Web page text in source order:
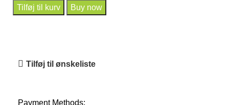
Tilføj til kurv Buy now
Tilføj til ønskeliste
Payment Methods: